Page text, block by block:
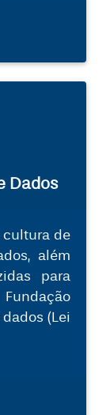
Dados
cultura de
além
para
(Lei